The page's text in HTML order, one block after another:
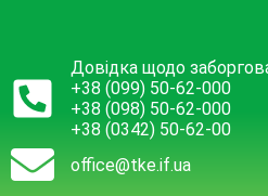
Довідка щодо
+38 (099) 50-62-000
+38 (098) 50-62-000
+38 (0342) 50-62-00
office@tke.if.ua